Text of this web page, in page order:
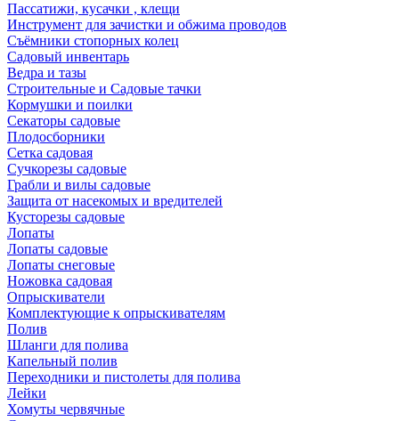
Пассатижи, кусачки , клещи
Инструмент для зачистки и обжима проводов
Съёмники стопорных колец
Садовый инвентарь
Ведра и тазы
Строительные и Садовые тачки
Кормушки и поилки
Секаторы садовые
Плодосборники
Сетка садовая
Сучкорезы садовые
Грабли и вилы садовые
Защита от насекомых и вредителей
Кусторезы садовые
Лопаты
Лопаты садовые
Лопаты снеговые
Ножовка садовая
Опрыскиватели
Комплектующие к опрыскивателям
Полив
Шланги для полива
Капельный полив
Переходники и пистолеты для полива
Лейки
Хомуты червячные